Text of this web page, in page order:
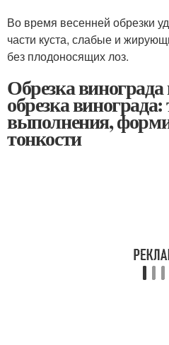
Во время весенней обрезки
части куста, слабые и
без плодоносящих лоз.
Обрезка
обрезка
выполнения,
тонкости